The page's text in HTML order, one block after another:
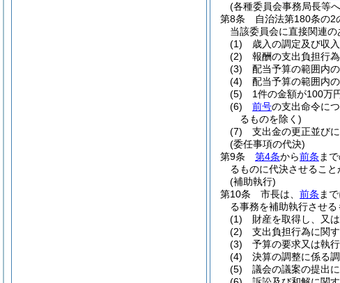
(各種委員会事務局長等
第8条
自治法第180条の2
当該委員会に直接関連の
(1)
歳入の調定及び収
(2)
報酬の支出負担行
(3)
配当予算の範囲内
(4)
配当予算の範囲内
(5)
1件の金額が100万
(6)
前号の支出命令に
るものを除く)
(7)
支出金の更正並び
(委任事項の代決)
第9条
第4条から前条 ま
るものに代決させること
(補助執行)
第10条
市長は、 前条 ま
る事務を補助執行させる
(1)
財産を取得し、又
(2)
支出負担行為に関す
(3)
予算の要求又は執
(4)
決算の調整に係る
(5)
議会の議案の提出に